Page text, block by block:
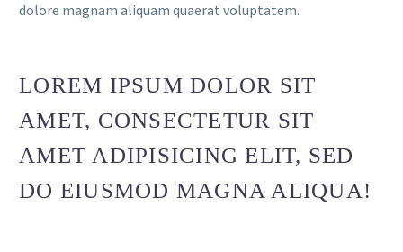
dolore magnam aliquam quaerat voluptatem.
LOREM IPSUM DOLOR SIT
AMET, CONSECTETUR SIT
AMET ADIPISICING ELIT, SED
DO EIUSMOD MAGNA ALIQUA!